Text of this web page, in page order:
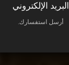
البريد الإلكتروني
أرسل استفسارك.